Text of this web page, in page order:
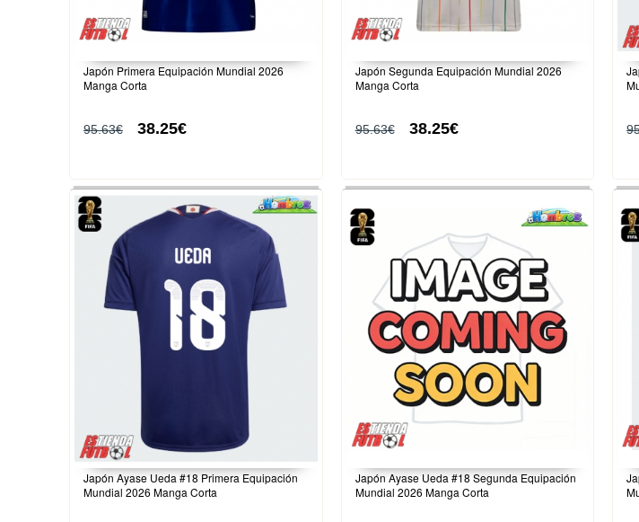
Japón Primera Equipación Mundial 2026
Manga Corta
95.63€ 38.25€
Japón Segunda Equipación Mundial 2026
Manga Corta
95.63€ 38.25€
Japón Ayase Ueda #18 Primera Equipación
Mundial 2026 Manga Corta
Japón Ayase Ueda #18 Segunda Equipación
Mundial 2026 Manga Corta